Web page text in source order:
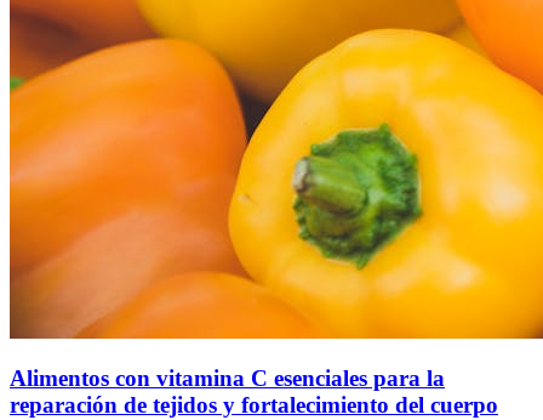
Alimentos con vitamina C esenciales para la
reparación de tejidos y fortalecimiento del cuerpo